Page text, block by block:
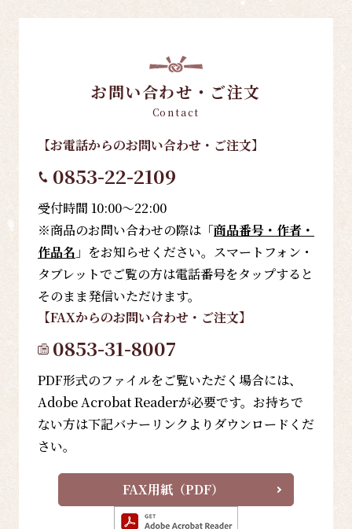
お問い合わせ・ご注文
Contact
【お電話からのお問い合わせ・ご注文】
0853-22-2109
受付時間 10:00～22:00
※商品のお問い合わせの際は「商品番号・作者・
作品名 」をお知らせください。スマートフォン・
タブレットでご覧の方は電話番号をタップすると
そのまま発信いただけます。
【FAXからのお問い合わせ・ご注文】
0853-31-8007
PDF形式のファイルをご覧いただく場合には、
Adobe Acrobat Readerが必要です。お持ちで
ない方は下記バナーリンクよりダウンロードくだ
さい。
FAX用紙（PDF）